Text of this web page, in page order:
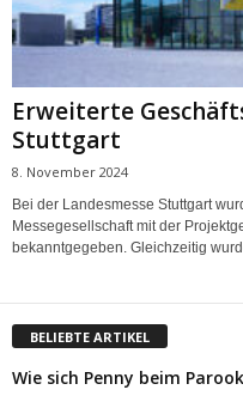
Erweiterte
Stuttgart
8. November 2024
Bei der Landesmesse Stuttgart
Messegesellschaft mit der
bekanntgegeben. Gleichzeitig
BELIEBTE ARTIKEL
Wie sich Penny beim